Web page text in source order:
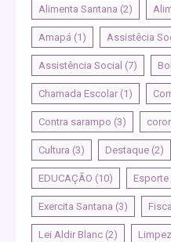
Alimenta Santana (2)
Amapá (1) Assistêcia
Assistência Social (7)
Chamada Escolar (1)
Contra sarampo (3)
Cultura (3) Destaque (2)
EDUCAÇÃO (10) Esporte
Exercita Santana (3)
Lei Aldir Blanc (2)